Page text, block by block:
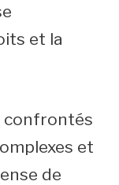
et la
confrontés
et
de